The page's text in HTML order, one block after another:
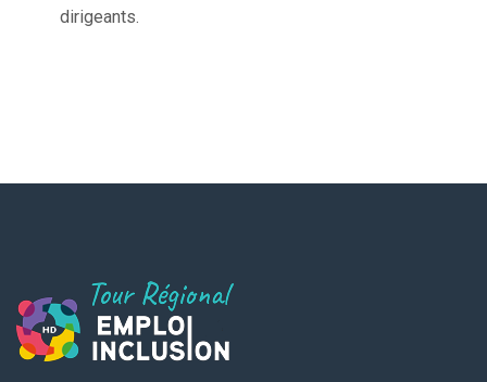
dirigeants.